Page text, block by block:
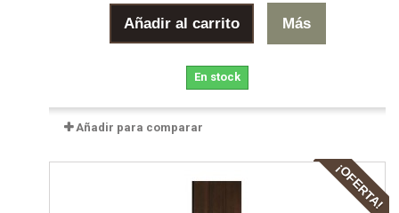
Añadir al carrito Más
En stock
Añadir para comparar
¡OFERTA!